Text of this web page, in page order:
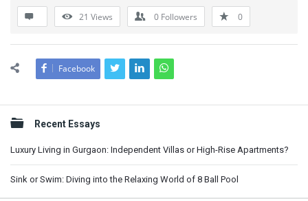
21 Views 0 Followers 0
Facebook
Sidebar
Recent Essays
Luxury Living in Gurgaon: Independent Villas or High-Rise Apartments?
Sink or Swim: Diving into the Relaxing World of 8 Ball Pool